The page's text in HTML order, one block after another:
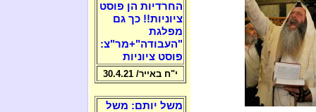
החרדיות הן פוסט
ציוניות!! כך גם
מפלגת
"העבודה"+מר"צ:
פוסט ציוניות
י"ח באייר/ 30.4.21
משל יותם: משל